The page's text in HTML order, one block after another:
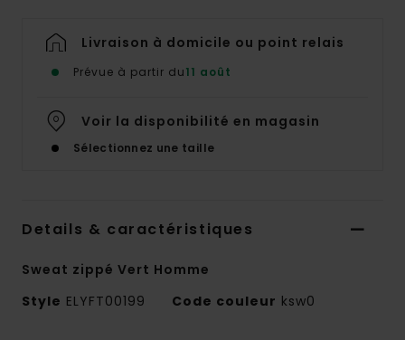
Livraison à domicile ou point relais
Prévue à partir du11 août
Voir la disponibilité en magasin
Sélectionnez une taille
Details & caractéristiques
Sweat zippé Vert Homme
Style ELYFT00199 Code couleur ksw0